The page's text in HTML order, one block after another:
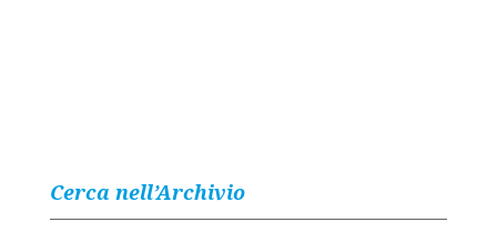
Cerca nell’Archivio